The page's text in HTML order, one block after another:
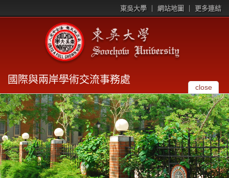
東吳大學 網站地圖 更多連結
國際與兩岸學術交流事務處
close